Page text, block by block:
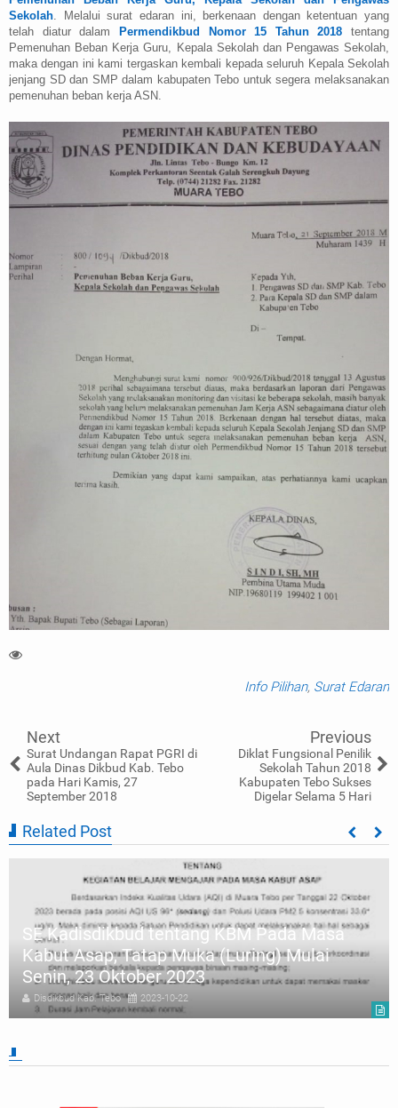
Sekolah. Melalui surat edaran ini, berkenaan dengan ketentuan yang
telah diatur dalam
Permendikbud Nomor 15 Tahun 2018 tentang
Pemenuhan Beban Kerja Guru, Kepala Sekolah dan Pengawas Sekolah,
maka dengan ini kami tergaskan kembali kepada seluruh Kepala Sekolah
jenjang SD dan SMP dalam kabupaten Tebo untuk segera melaksanakan
pemenuhan beban kerja ASN.
Info Pilihan, Surat Edaran
Next
Surat Undangan Rapat PGRI di
Aula Dinas Dikbud Kab. Tebo
pada Hari Kamis, 27
September 2018
Previous
Diklat Fungsional Penilik
Sekolah Tahun 2018
Kabupaten Tebo Sukses
Digelar Selama 5 Hari
Related Post
SE Kadisdikbud tentang KBM Pada Masa
Kabut Asap, Tatap Muka (Luring) Mulai
Senin, 23 Oktober 2023
Disdikbud Kab. Tebo 2023-10-22